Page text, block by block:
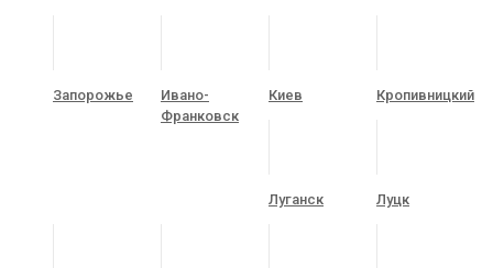
Запорожье
Ивано-
Франковск
Киев Кропивницкий
Луганск Луцк